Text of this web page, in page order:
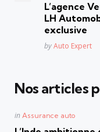
L’agence
LH
exclusive
Posted
byAuto Expert
Nos articles
Posted
in Assurance auto